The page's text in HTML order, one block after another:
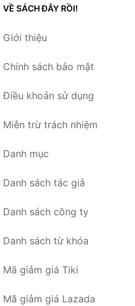
VỀ SÁCH ĐÂY RỒI!
Giới thiệu
Chính sách bảo mật
Điều khoản sử dụng
Miễn trừ trách nhiệm
Danh mục
Danh sách tác giả
Danh sách công ty
Danh sách từ khóa
Mã giảm giá Tiki
Mã giảm giá Lazada